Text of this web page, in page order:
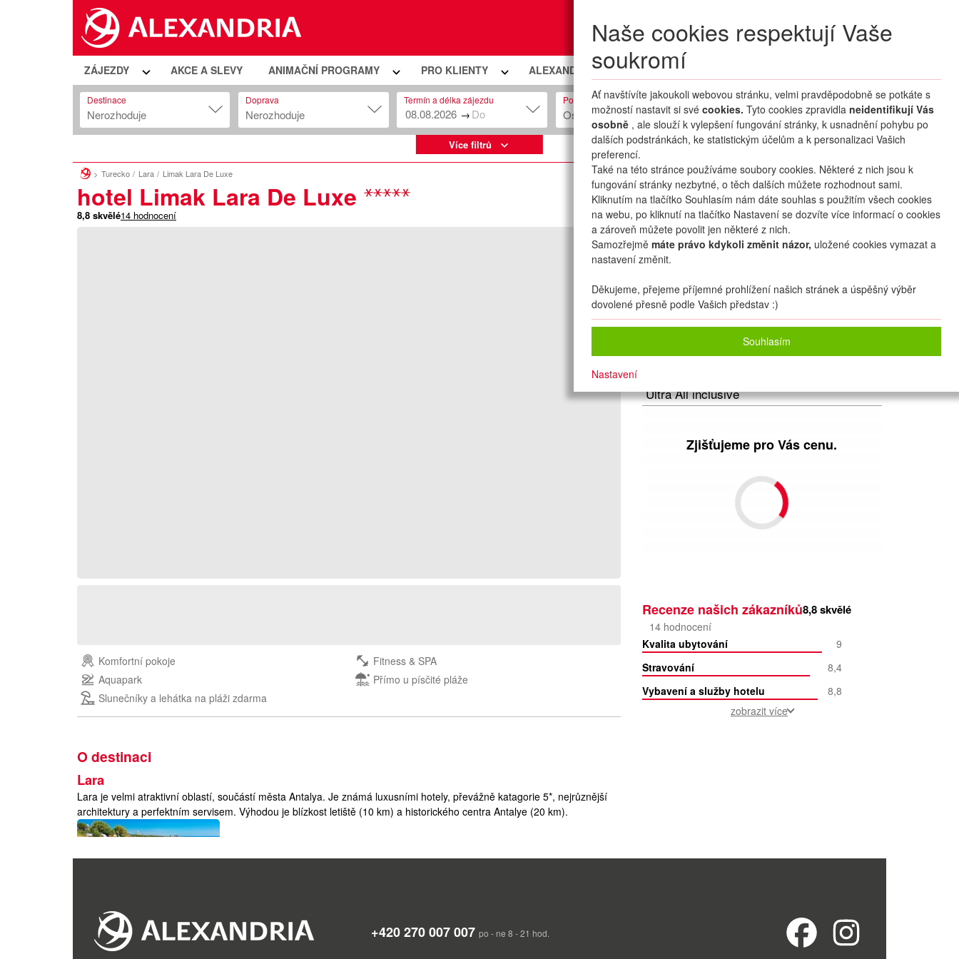
MojePřihlášení
Naše cookies respektují Vaše
soukromí
Ať navštívíte jakoukoli webovou stránku, velmi pravděpodobně se potkáte s
možností nastavit si své cookies. Tyto cookies zpravidla neidentifikují Vás
osobně , ale slouží k vylepšení fungování stránky, k usnadnění pohybu po
dalších podstránkách, ke statistickým účelům a k personalizaci Vašich
preferencí.
Také na této stránce používáme soubory cookies. Některé z nich jsou k
fungování stránky nezbytné, o těch dalších můžete rozhodnout sami.
Kliknutím na tlačítko Souhlasím nám dáte souhlas s použitím všech cookies
na webu, po kliknutí na tlačítko Nastavení se dozvíte více informací o cookies
a zároveň můžete povolit jen některé z nich.
Samozřejmě máte právo kdykoli změnit názor, uložené cookies vymazat a
nastavení změnit.
Děkujeme, přejeme příjemné prohlížení našich stránek a úspěšný výběr
dovolené přesně podle Vašich představ :)
Souhlasím
Nastavení
ZÁJEZDY AKCE A SLEVY ANIMAČNÍ PROGRAMY PRO KLIENTY ALEXANDRIA PREMIUM CLUB
Destinace
Nerozhoduje
Doprava
Nerozhoduje
Termín a délka zájezdu
→
Počet osob
Osob: 2 + 0 HLEDAT ZÁJEZDY
Více filtrů
Turecko Lara Limak Lara De Luxe
hotel Limak Lara De Luxe
8,8 skvělé14 hodnocení mapa oblíbené sdílet
Komfortní pokoje
Fitness & SPA
Aquapark
Přímo u písčité pláže
Slunečníky a lehátka na pláži zdarma
21.08. – 28.08.2026 (8 dní/7 nocí)
Doprava
Letecky - Praha Detail letu
2 dospělí+0 dětí
Ultra All inclusive
Zjišťujeme pro Vás cenu.
Recenze našich zákazníků8,8skvělé
14 hodnocení
Kvalita ubytování
9
Stravování
8,4
Vybavení a služby hotelu
8,8
zobrazit více
O destinaci
Lara
Lara je velmi atraktivní oblastí, součástí města Antalya. Je známá luxusními hotely, převážně katagorie 5*, nejrůznější
architektury a perfektním servisem. Výhodou je blízkost letiště (10 km) a historického centra Antalye (20 km).
Turecko
Poloha: +420 270 007 007 po - ne 8 - 21 hod.